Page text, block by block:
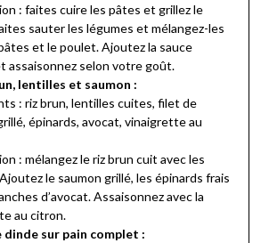
: faites cuire les pâtes et grillez le
sauter les légumes et mélangez-les
et le poulet. Ajoutez la sauce
assaisonnez selon votre goût.
lentilles et saumon :
: riz brun, lentilles cuites, filet de
épinards, avocat, vinaigrette au
: mélangez le riz brun cuit avec les
le saumon grillé, les épinards frais
d’avocat. Assaisonnez avec la
au citron.
dinde sur pain complet :